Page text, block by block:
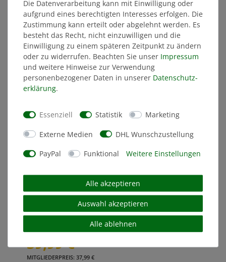
Herren T-Shirt DYNAMO College schwarz
39,99 €
MITGLIEDERPREIS: 37,99 €
Die Datenverarbeitung kann mit Einwilligung oder
aufgrund eines berechtigten Interesses erfolgen. Die
Zustimmung kann erteilt oder abgelehnt werden. Es
besteht das Recht, nicht einzuwilligen und die
Einwilligung zu einem späteren Zeitpunkt zu ändern
oder zu widerrufen. Beachten Sie unser Impressum
und weitere Hinweise zur Verwendung
personenbezogener Daten in unserer Daten­schutz­
erklärung.
Essenziell Statistik Marketing
Externe Medien DHL Wunschzustellung
PayPal Funktional Weitere Einstellungen
Alle akzeptieren
Auswahl akzeptieren
Alle ablehnen